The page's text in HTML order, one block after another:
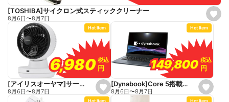
s
e
[TOSHIBA]サイクロン式スティッククリーナー
8月6日〜8月7日
s
e
Hot Item
6,980
6,980税込
税込
円
円
[アイリスオーヤマ]サーキュレーター
8月6日〜8月7日
s
e
Hot Item
149,800
149,800 税込
税込
円
円
[Dynabook]Core 5搭載パソコン
8月6日〜8月7日